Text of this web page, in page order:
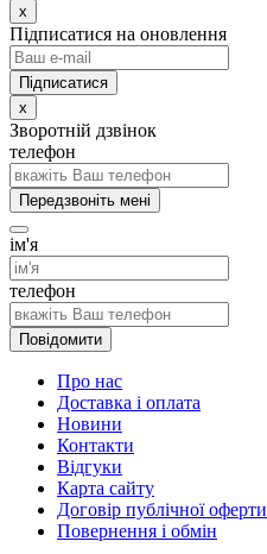
x
Підписатися на оновлення
x
Зворотній дзвінок
телефон
Передзвоніть мені
ім'я
телефон
Повідомити
Про нас
Доставка і оплата
Новини
Контакти
Відгуки
Карта сайту
Договір публічної оферти
Повернення і обмін